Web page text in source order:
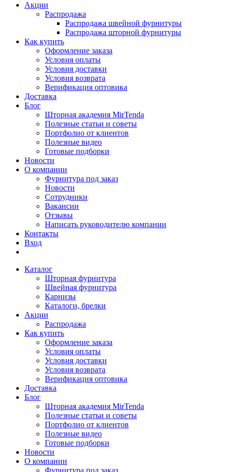
Акции
Распродажа
Распродажа швейной фурнитуры
Распродажа шторной фурнитуры
Как купить
Оформление заказа
Условия оплаты
Условия доставки
Условия возврата
Верификация оптовика
Доставка
Блог
Шторная академия MirTenda
Полезные статьи и советы
Портфолио от клиентов
Полезные видео
Готовые подборки
Новости
О компании
Фурнитура под заказ
Новости
Сотрудники
Вакансии
Отзывы
Написать руководителю компании
Контакты
Вход
Каталог
Шторная фурнитура
Швейная фурнитура
Карнизы
Каталоги, брелки
Акции
Распродажа
Как купить
Оформление заказа
Условия оплаты
Условия доставки
Условия возврата
Верификация оптовика
Доставка
Блог
Шторная академия MirTenda
Полезные статьи и советы
Портфолио от клиентов
Полезные видео
Готовые подборки
Новости
О компании
Фурнитура под заказ